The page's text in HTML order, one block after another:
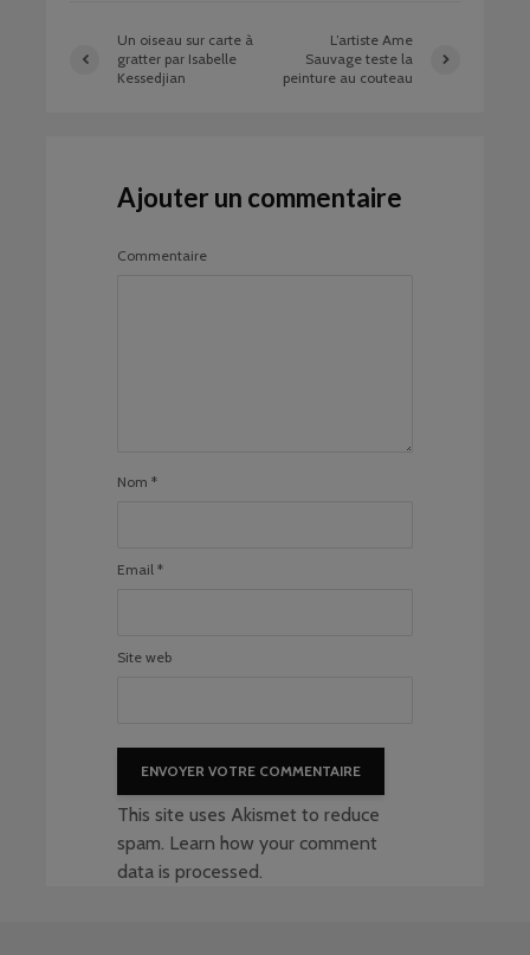
Un oiseau sur carte à
gratter par Isabelle
Kessedjian
L’artiste Ame
Sauvage teste la
peinture au couteau
Ajouter un commentaire
Commentaire
Nom *
Email *
Site web
This site uses Akismet to reduce
spam. Learn how your comment
data is processed.